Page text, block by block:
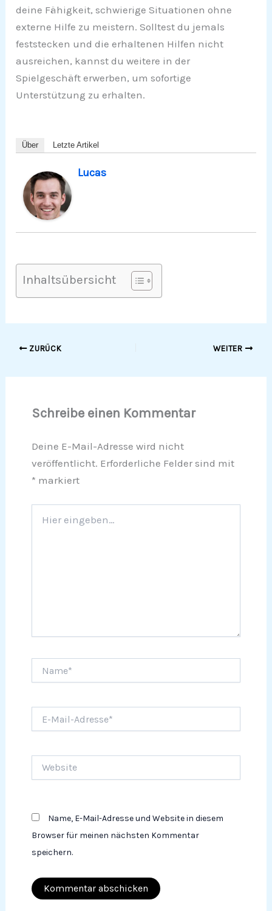
deine Fähigkeit, schwierige Situationen ohne
externe Hilfe zu meistern. Solltest du jemals
feststecken und die erhaltenen Hilfen nicht
ausreichen, kannst du weitere in der
Spielgeschäft erwerben, um sofortige
Unterstützung zu erhalten.
Über Letzte Artikel
Lucas
Inhaltsübersicht
ZURÜCK WEITER
Schreibe einen Kommentar
Deine E-Mail-Adresse wird nicht
veröffentlicht. Erforderliche Felder sind mit
* markiert
eingeben…
Mail-
Name, E-Mail-Adresse und Website in diesem
Browser für meinen nächsten Kommentar
speichern.